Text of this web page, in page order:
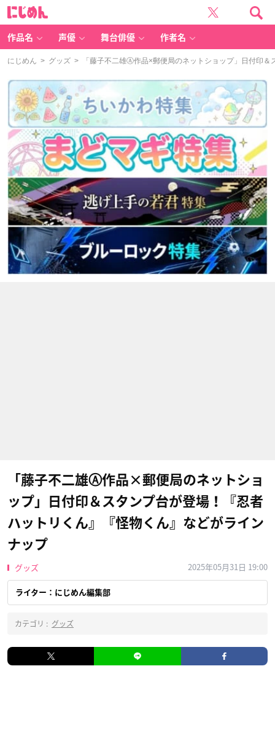
作品名 声優 舞台俳優 作者名
にじめん > グッズ > 「藤子不二雄Ⓐ作品×郵便局のネットショップ」日付印＆
「藤子不二雄Ⓐ作品×郵便局のネットショ
ップ」日付印＆スタンプ台が登場！『忍者
ハットリくん』『怪物くん』などがライン
ナップ
グッズ 2025年05月31日 19:00
ライター：にじめん編集部
カテゴリ : グッズ